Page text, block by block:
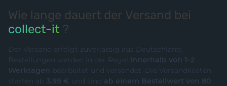
Wie lange dauert der Versand bei
collect-it ?
Der Versand erfolgt zuverlässig aus Deutschland.
Bestellungen werden in der Regel innerhalb von 1–2
Werktagen bearbeitet und versendet. Die Versandkosten
starten ab 3,99 € und sind ab einem Bestellwert von 80